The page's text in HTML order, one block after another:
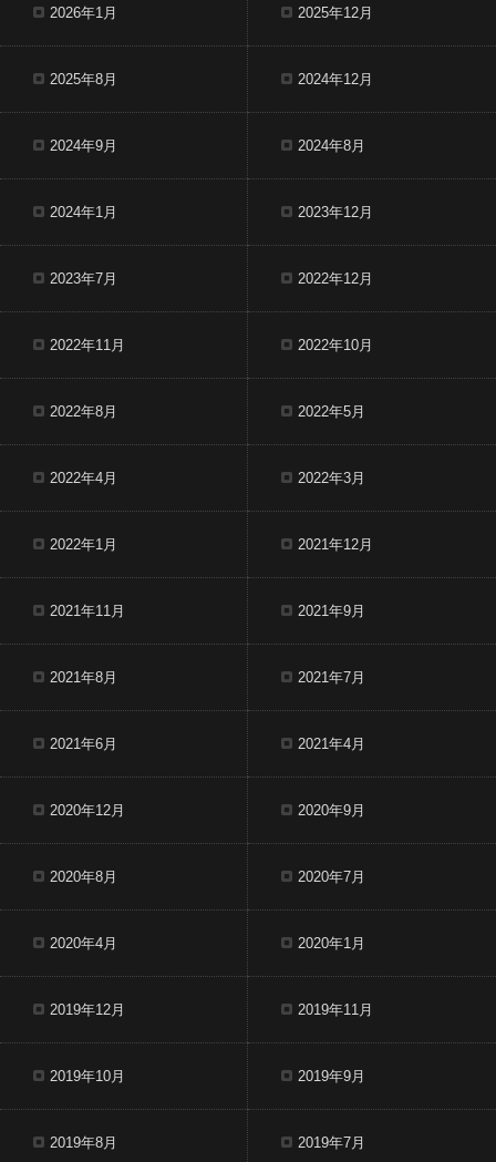
2026年1月 2025年12月
2025年8月 2024年12月
2024年9月 2024年8月
2024年1月 2023年12月
2023年7月 2022年12月
2022年11月 2022年10月
2022年8月 2022年5月
2022年4月 2022年3月
2022年1月 2021年12月
2021年11月 2021年9月
2021年8月 2021年7月
2021年6月 2021年4月
2020年12月 2020年9月
2020年8月 2020年7月
2020年4月 2020年1月
2019年12月 2019年11月
2019年10月 2019年9月
2019年8月 2019年7月